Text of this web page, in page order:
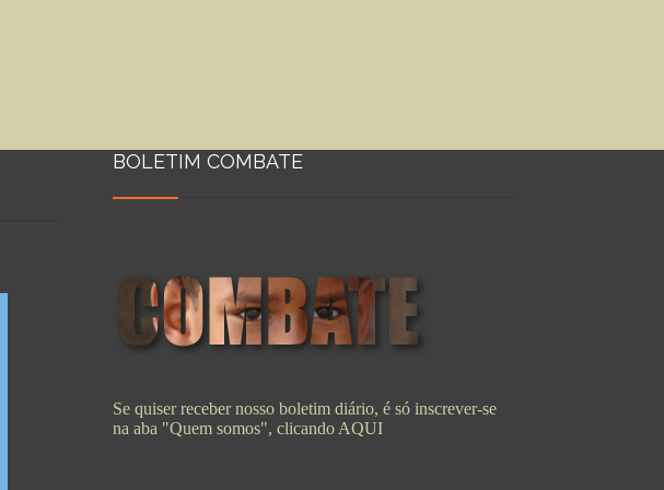
BOLETIM COMBATE
Se quiser receber nosso boletim diário, é só inscrever-se
na aba "Quem somos", clicando AQUI